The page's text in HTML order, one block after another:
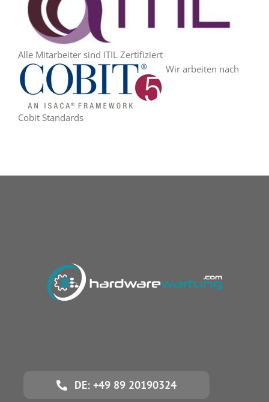
Alle Mitarbeiter sind ITIL Zertifiziert
Wir arbeiten nach
Cobit Standards
DE: +49 89 20190324